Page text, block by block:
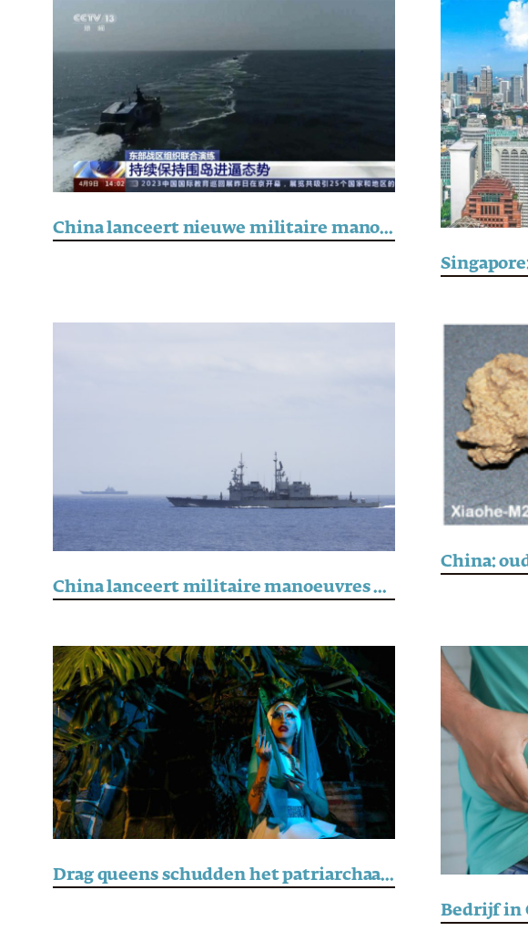
China lanceert nieuwe militaire manoeuvres in de Straat van Taiwan
China lanceert militaire manoeuvres rond Taiwan
China:
Drag queens schudden het patriarchaat en het katholicisme op de Filipijnen wakker